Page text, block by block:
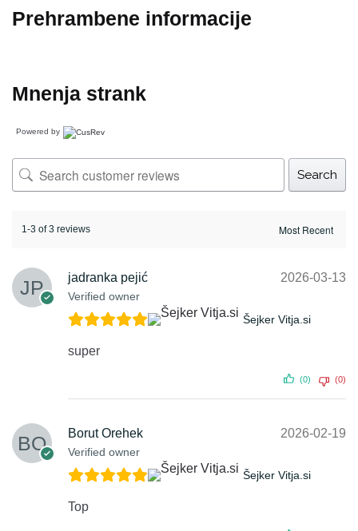
Prehrambene informacije
Mnenja strank
Powered by
Search
1-3 of 3 reviews
jadranka pejić
Verified owner
2026-03-13
Šejker Vitja.si
super
(0) (0)
Borut Orehek
Verified owner
2026-02-19
Šejker Vitja.si
Top